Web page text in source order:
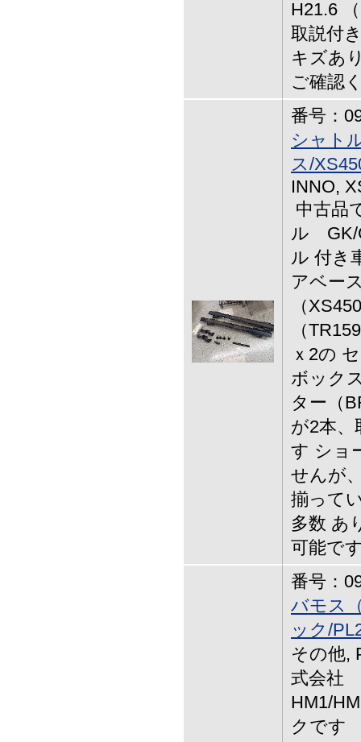
H21.6
取説付
キズあ
ご確認
番号：
シャト
ス/
INNO,
中古品
ル GK/
ル 付き
アベー
（
（
ｘ2の
ボック
ター（
が2本、
す ショ
せんが
揃って
多数 あ
可能で
番号：
バモス
ック/
その他,
式会社
HM1/
クです